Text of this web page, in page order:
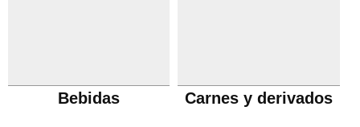
Bebidas Carnes y derivados